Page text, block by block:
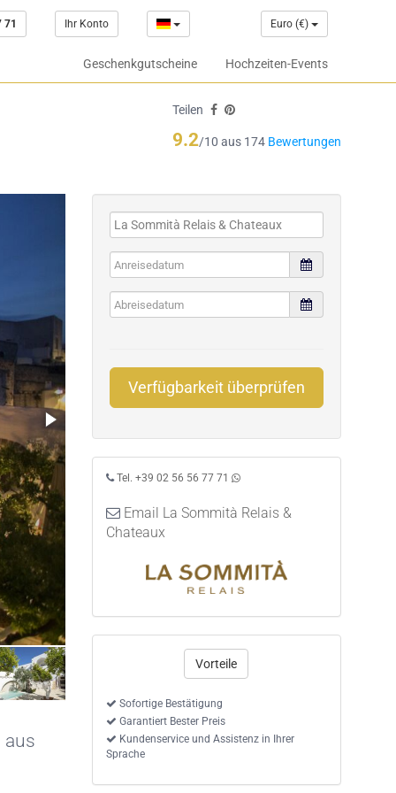
71 Ihr Konto Euro (€)
Geschenkgutscheine Hochzeiten-Events
Teilen
9.2/10 aus 174 Bewertungen
Verfügbarkeit überprüfen
Tel. +39 02 56 56 77 71
Email La Sommità Relais &
Chateaux
Vorteile
Sofortige Bestätigung
Garantiert Bester Preis
Kundenservice und Assistenz in Ihrer
Sprache
aus